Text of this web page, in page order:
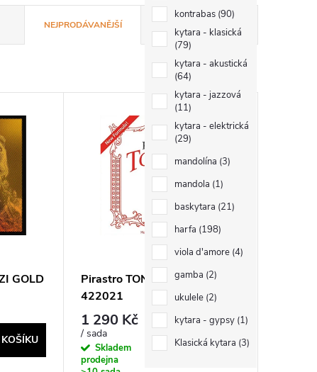
kontrabas 90
kytara - klasická
79
kytara - akustická
64
kytara - jazzová
11
kytara - elektrická
29
mandolína 3
mandola 1
baskytara 21
harfa 198
viola d'amore 4
gamba 2
ukulele 2
kytara - gypsy 1
Klasická kytara 3
NEJPRODÁVANĚJŠÍ
GOLD
Pirastro TONICA set viola
422021
1 290 Kč
/ sada
Skladem
prodejna
DO KOŠÍKU